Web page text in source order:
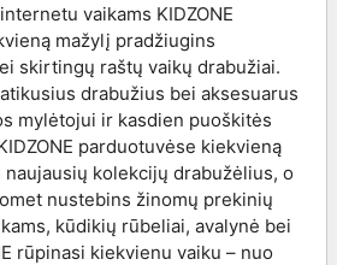
vaikams KIDZONE
mažylį pradžiugins
skirtingų raštų vaikų drabužiai.
drabužius bei aksesuarus
mylėtojui ir kasdien puoškitės
parduotuvėse kiekvieną
kolekcijų drabužėlius, o
nustebins žinomų prekinių
kūdikių rūbeliai, avalynė bei
rūpinasi kiekvienu vaiku – nuo